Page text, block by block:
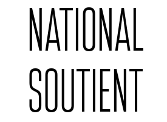
national
soutient